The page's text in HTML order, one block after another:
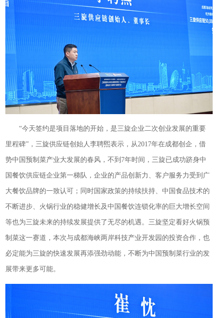
“今天签约是项目落地的开始，是三旋企业二次创业发展的重要
里程碑”，三旋供应链创始人李聘煕表示，从2017年在成都创企，借
势中国预制菜产业大发展的春风，不到7年时间，三旋已成功跻身中
国餐饮供应链企业第一梯队，企业的产品创新力、客户服务力受到广
大餐饮品牌的一致认可；同时国家政策的持续扶持、中国食品技术的
不断进步、火锅行业的稳健增长及中国餐饮连锁化率的巨大增长空间
等也为三旋未来的持续发展提供了无尽的机遇。三旋坚定看好火锅预
制菜这一赛道，本次与成都海峡两岸科技产业开发园的投资合作，也
必定能为三旋的快速发展再添强劲动能，不断为中国预制菜行业的发
展带来更多可能。